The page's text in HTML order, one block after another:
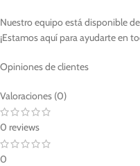
Nuestro equipo está disponible
¡Estamos aquí para ayudarte en
Opiniones de clientes
Valoraciones (0)
0 reviews
0